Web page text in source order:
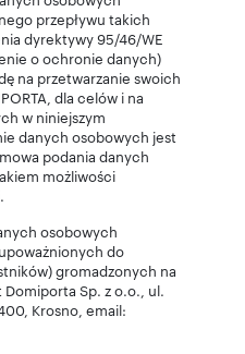
przepływu takich
dyrektywy 95/46/WE
o ochronie danych)
na przetwarzanie swoich
dla celów i na
w niniejszym
danych osobowych jest
podania danych
możliwości
osobowych
do
gromadzonych na
Domiporta Sp. z o.o., ul.
Krosno, email: